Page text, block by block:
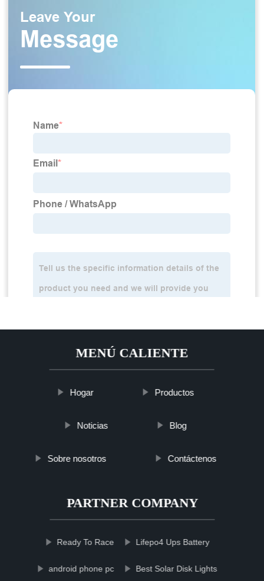
MENÚ CALIENTE
Hogar Productos
Noticias Blog
Sobre nosotros Contáctenos
PARTNER COMPANY
Ready To Race Lifepo4 Ups Battery
android phone pc Best Solar Disk Lights